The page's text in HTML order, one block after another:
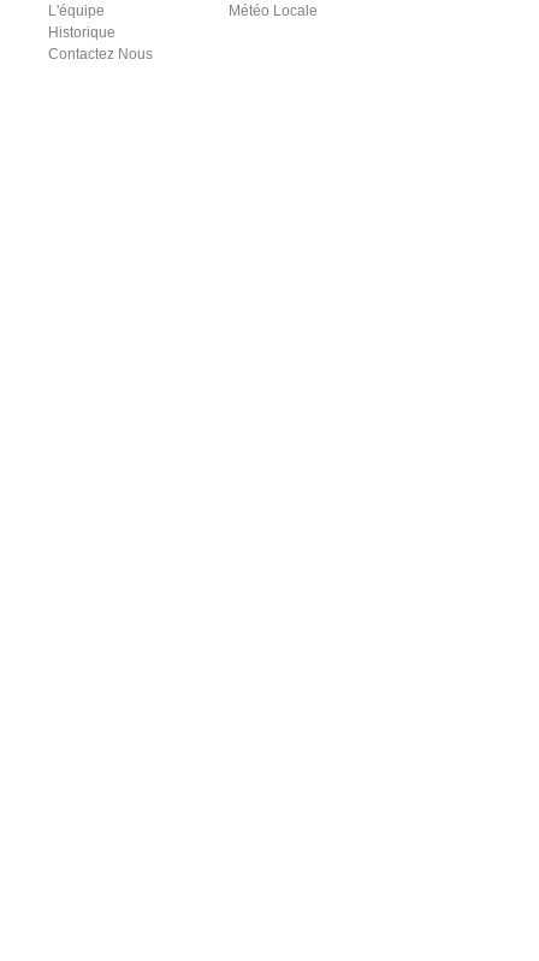
L'équipe
Historique
Contactez Nous
Météo Locale